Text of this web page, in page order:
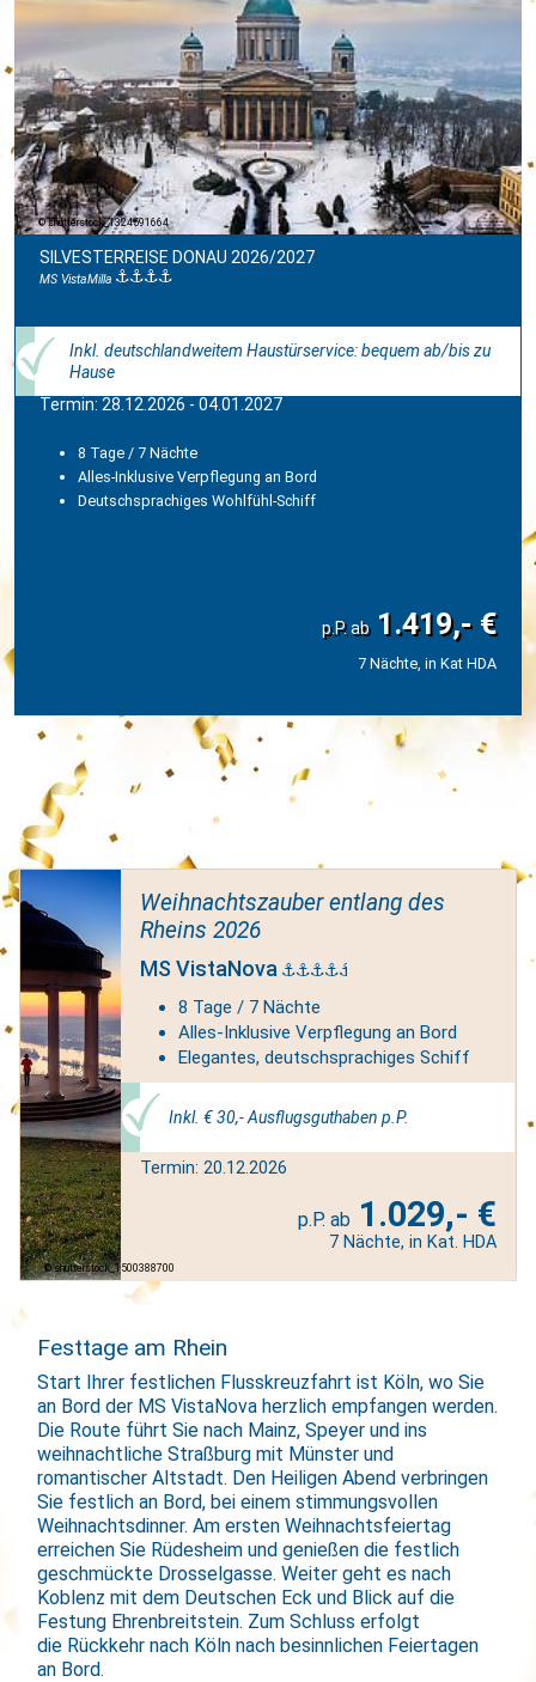
shutterstock_1324591664
SILVESTERREISE DONAU 2026/2027
MS VistaMilla
Inkl. deutschlandweitem Haustürservice: bequem ab/bis zu
Hause
Termin: 28.12.2026 - 04.01.2027
8 Tage / 7 Nächte
Alles-Inklusive Verpflegung an Bord
Deutschsprachiges Wohlfühl-Schiff
1.419,- €
7 Nächte, in Kat HDA
shutterstock_1500388700
Weihnachtszauber entlang des
Rheins 2026
MS VistaNova
8 Tage / 7 Nächte
Alles-Inklusive Verpflegung an Bord
Elegantes, deutschsprachiges Schiff
Inkl. € 30,- Ausflugsguthaben p.P.
Termin: 20.12.2026
1.029,- €
7 Nächte, in Kat. HDA
Festtage am Rhein
Start Ihrer festlichen Flusskreuzfahrt ist Köln, wo Sie
an Bord der MS VistaNova herzlich empfangen werden.
Die Route führt Sie nach Mainz, Speyer und ins
weihnachtliche Straßburg mit Münster und
romantischer Altstadt. Den Heiligen Abend verbringen
Sie festlich an Bord, bei einem stimmungsvollen
Weihnachtsdinner. Am ersten Weihnachtsfeiertag
erreichen Sie Rüdesheim und genießen die festlich
geschmückte Drosselgasse. Weiter geht es nach
Koblenz mit dem Deutschen Eck und Blick auf die
Festung Ehrenbreitstein. Zum Schluss erfolgt
die Rückkehr nach Köln nach besinnlichen Feiertagen
an Bord.